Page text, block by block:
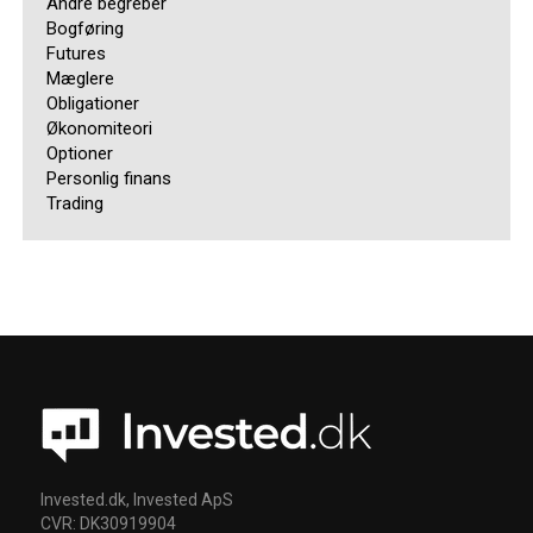
Bogføring
Futures
Mæglere
Obligationer
Økonomiteori
Optioner
Personlig finans
Trading
Invested.dk, Invested ApS
CVR: DK30919904